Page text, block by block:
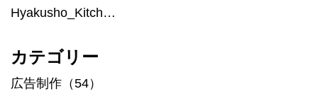
Hyakusho_Kitch…
カテゴリー
広告制作（54）